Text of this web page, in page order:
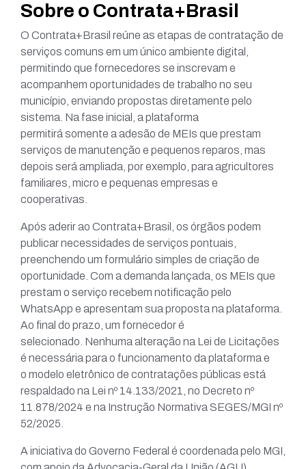
Sobre o Contrata+Brasil
O Contrata+Brasil reúne as etapas de contratação de
serviços comuns em um único ambiente digital,
permitindo que fornecedores se inscrevam e
acompanhem oportunidades de trabalho no seu
município, enviando propostas diretamente pelo
sistema. Na fase inicial, a plataforma
permitirá somente a adesão de MEIs que prestam
serviços de manutenção e pequenos reparos, mas
depois será ampliada, por exemplo, para agricultores
familiares, micro e pequenas empresas e
cooperativas.
Após aderir ao Contrata+Brasil, os órgãos podem
publicar necessidades de serviços pontuais,
preenchendo um formulário simples de criação de
oportunidade. Com a demanda lançada, os MEIs que
prestam o serviço recebem notificação pelo
WhatsApp e apresentam sua proposta na plataforma.
Ao final do prazo, um fornecedor é
selecionado. Nenhuma alteração na Lei de Licitações
é necessária para o funcionamento da plataforma e
o modelo eletrônico de contratações públicas está
respaldado na Lei nº 14.133/2021, no Decreto nº
11.878/2024 e na Instrução Normativa SEGES/MGI nº
52/2025.
A iniciativa do Governo Federal é coordenada pelo MGI,